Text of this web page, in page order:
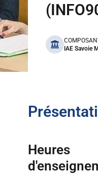
benefits
IAE Savoie
Heures